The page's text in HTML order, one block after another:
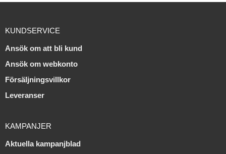
KUNDSERVICE
Ansök om att bli kund
Ansök om webkonto
Försäljningsvillkor
Leveranser
KAMPANJER
Aktuella kampanjblad